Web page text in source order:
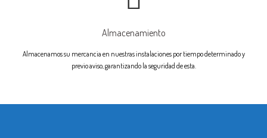
Almacenamiento
Almacenamos su mercancia en nuestras instalaciones por tiempo determinado y
previo aviso, garantizando la seguridad de esta.